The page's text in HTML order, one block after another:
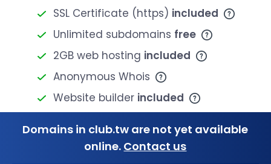
SSL Certificate (https) included
Unlimited subdomains free
2GB web hosting included
Anonymous Whois
Website builder included
Domains in club.tw are not yet available
online. Contact us